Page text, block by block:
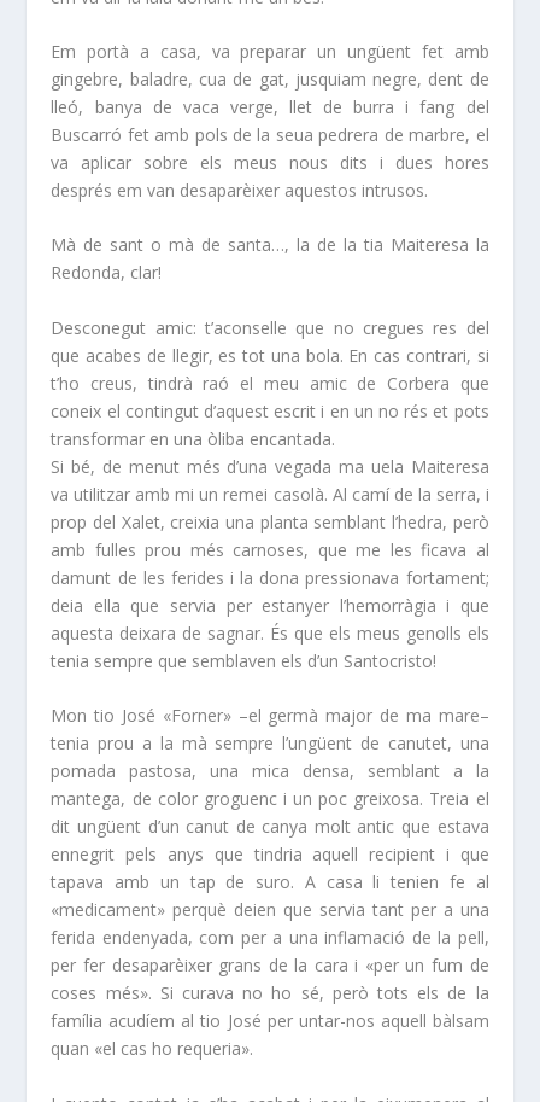
Em portà a casa, va preparar un ungüent fet amb
gingebre, baladre, cua de gat, jusquiam negre, dent de
lleó, banya de vaca verge, llet de burra i fang del
Buscarró fet amb pols de la seua pedrera de marbre, el
va aplicar sobre els meus nous dits i dues hores
després em van desaparèixer aquestos intrusos.
Mà de sant o mà de santa…, la de la tia Maiteresa la
Redonda, clar!
Desconegut amic: t’aconselle que no cregues res del
que acabes de llegir, es tot una bola. En cas contrari, si
t’ho creus, tindrà raó el meu amic de Corbera que
coneix el contingut d’aquest escrit i en un no rés et pots
transformar en una òliba encantada.
Si bé, de menut més d’una vegada ma uela Maiteresa
va utilitzar amb mi un remei casolà. Al camí de la serra, i
prop del Xalet, creixia una planta semblant l’hedra, però
amb fulles prou més carnoses, que me les ficava al
damunt de les ferides i la dona pressionava fortament;
deia ella que servia per estanyer l’hemorràgia i que
aquesta deixara de sagnar. És que els meus genolls els
tenia sempre que semblaven els d’un Santocristo!
Mon tio José «Forner» –el germà major de ma mare–
tenia prou a la mà sempre l’ungüent de canutet, una
pomada pastosa, una mica densa, semblant a la
mantega, de color groguenc i un poc greixosa. Treia el
dit ungüent d’un canut de canya molt antic que estava
ennegrit pels anys que tindria aquell recipient i que
tapava amb un tap de suro. A casa li tenien fe al
«medicament» perquè deien que servia tant per a una
ferida endenyada, com per a una inflamació de la pell,
per fer desaparèixer grans de la cara i «per un fum de
coses més». Si curava no ho sé, però tots els de la
família acudíem al tio José per untar-nos aquell bàlsam
quan «el cas ho requeria».